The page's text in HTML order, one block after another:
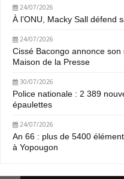
24/07/2026
À l’ONU, Macky Sall défend
24/07/2026
Cissé Bacongo annonce
Maison de la Presse
30/07/2026
Police nationale : 2 389
épaulettes
24/07/2026
An 66 : plus de 5400
à Yopougon